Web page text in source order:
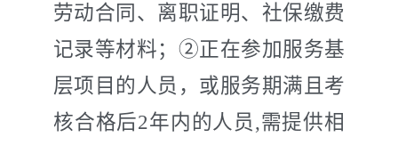
劳动合同、离职证明、社保缴费
记录等材料；②正在参加服务基
层项目的人员，或服务期满且考
核合格后2年内的人员 ,需提供相